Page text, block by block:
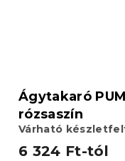
Ágytakaró
rózsaszín
Várható
6 324 Ft-tól